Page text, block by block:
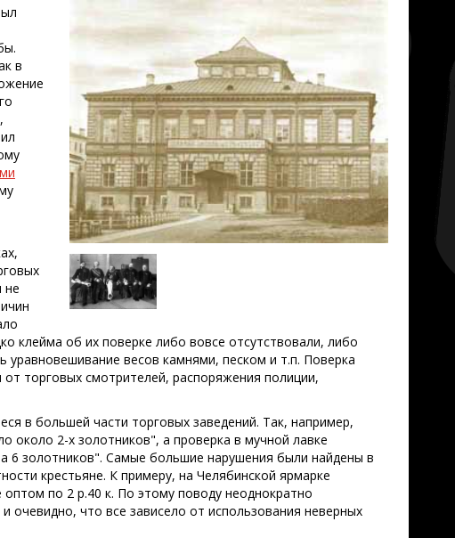
в
не
клейма об их поверке либо вовсе отсутствовали, либо
уравновешивание весов камнями, песком и т.п. Поверка
торговых смотрителей, распоряжения полиции,
в большей части торговых заведений. Так, например,
около 2-х золотников", а проверка в мучной лавке
6 золотников". Самые большие нарушения были найдены в
крестьяне. К примеру, на Челябинской ярмарке
по 2 р.40 к. По этому поводу неоднократно
очевидно, что все зависело от использования неверных